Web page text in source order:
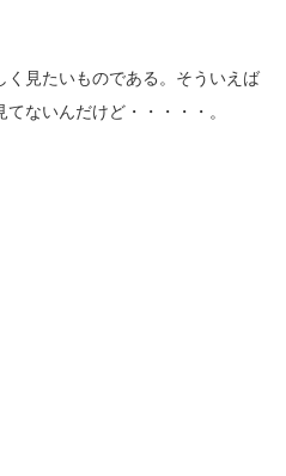
見たいものである。そういえば
ないんだけど・・・・・。